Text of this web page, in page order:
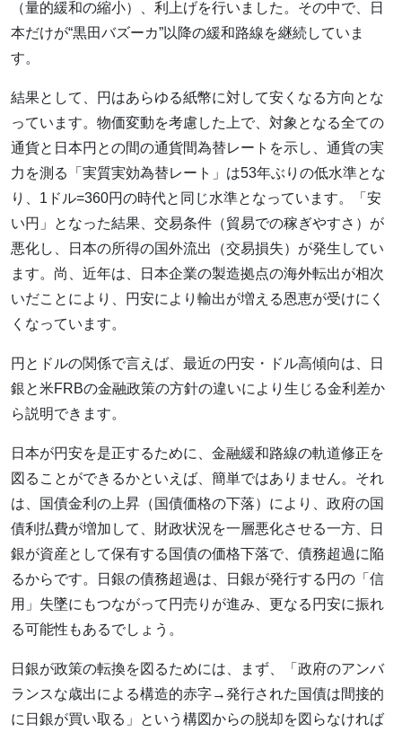
（量的緩和の縮小）、利上げを行いました。その中で、日
本だけが“黒田バズーカ”以降の緩和路線を継続していま
す。
結果として、円はあらゆる紙幣に対して安くなる方向とな
っています。物価変動を考慮した上で、対象となる全ての
通貨と日本円との間の通貨間為替レートを示し、通貨の実
力を測る「実質実効為替レート」は53年ぶりの低水準とな
り、1ドル=360円の時代と同じ水準となっています。「安
い円」となった結果、交易条件（貿易での稼ぎやすさ）が
悪化し、日本の所得の国外流出（交易損失）が発生してい
ます。尚、近年は、日本企業の製造拠点の海外転出が相次
いだことにより、円安により輸出が増える恩恵が受けにく
くなっています。
円とドルの関係で言えば、最近の円安・ドル高傾向は、日
銀と米FRBの金融政策の方針の違いにより生じる金利差か
ら説明できます。
日本が円安を是正するために、金融緩和路線の軌道修正を
図ることができるかといえば、簡単ではありません。それ
は、国債金利の上昇（国債価格の下落）により、政府の国
債利払費が増加して、財政状況を一層悪化させる一方、日
銀が資産として保有する国債の価格下落で、債務超過に陥
るからです。日銀の債務超過は、日銀が発行する円の「信
用」失墜にもつながって円売りが進み、更なる円安に振れ
る可能性もあるでしょう。
日銀が政策の転換を図るためには、まず、「政府のアンバ
ランスな歳出による構造的赤字→発行された国債は間接的
に日銀が買い取る」という構図からの脱却を図らなければ